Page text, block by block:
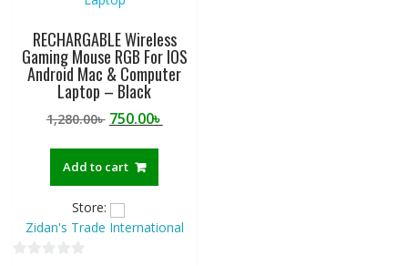
RECHARGABLE Wireless
Gaming Mouse RGB For IOS
Android Mac & Computer
Laptop – Black
1,280.00৳ Original
was:
1,280.00৳ .
750.00৳
Add to cart
Store:
Zidan's Trade International